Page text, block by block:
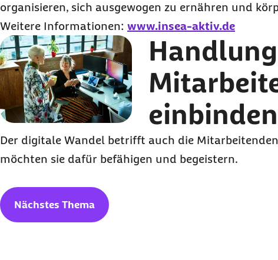
organisieren, sich ausgewogen zu ernähren und
Weitere Informationen: www.insea-aktiv.de
einbinden
Der digitale Wandel betrifft auch die
möchten sie dafür befähigen und begeistern.
Nächstes Thema